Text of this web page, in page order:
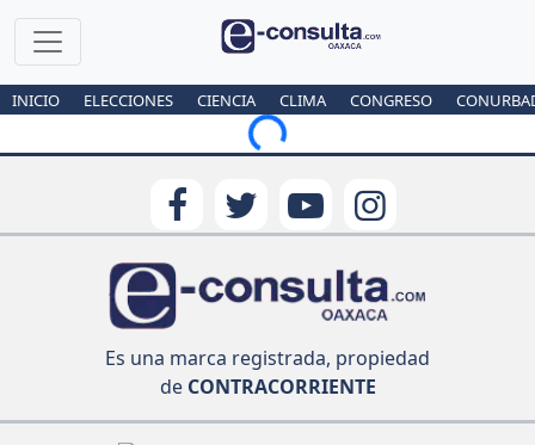
INICIO ELECCIONES CIENCIA CLIMA CONGRESO
Loading...
Es una marca registrada, propiedad
deCONTRACORRIENTE